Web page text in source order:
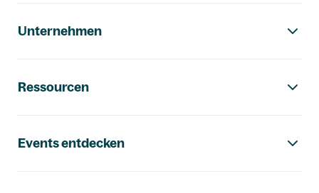
Unternehmen
Ressourcen
Events entdecken